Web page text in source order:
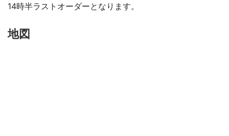
14時半ラストオーダーとなります。
地図